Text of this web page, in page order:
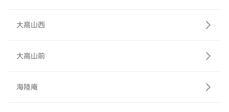
大高山西
大高山前
海陸庵